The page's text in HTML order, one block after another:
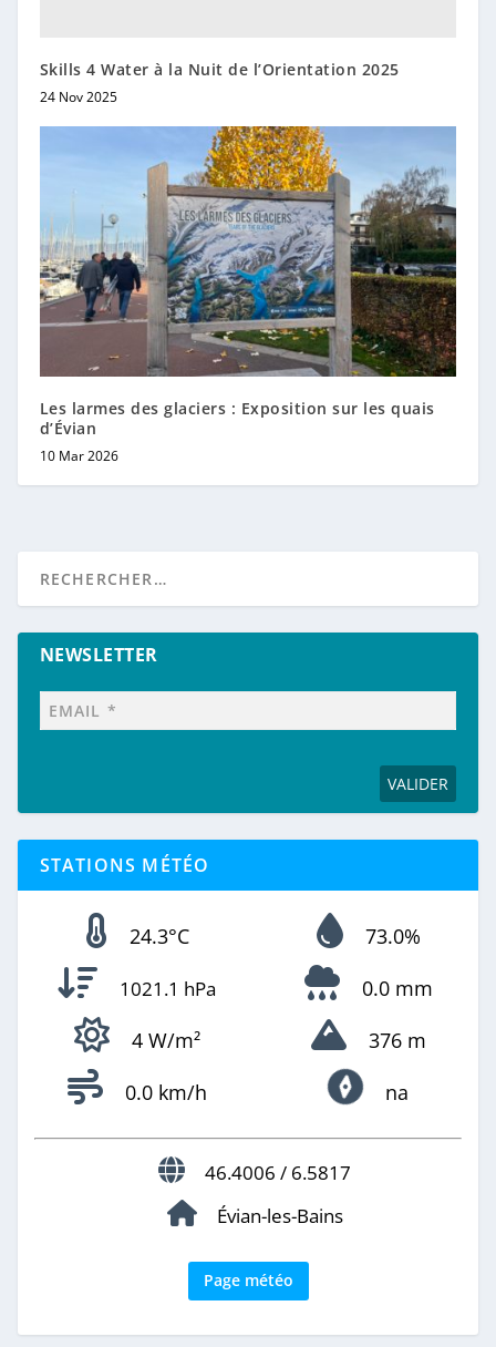
Skills 4 Water à la Nuit de l’Orientation 2025
24 Nov 2025
Les larmes des glaciers : Exposition sur les quais
d’Évian
10 Mar 2026
NEWSLETTER
STATIONS MÉTÉO
24.3°C 73.0%
1021.1 hPa
0.0 mm
4 W/m²
376 m
0.0 km/h
na
46.4006 / 6.5817
Évian-les-Bains
Page météo